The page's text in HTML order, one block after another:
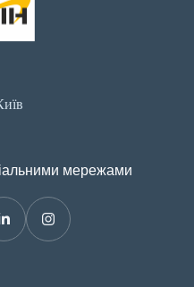
мережами